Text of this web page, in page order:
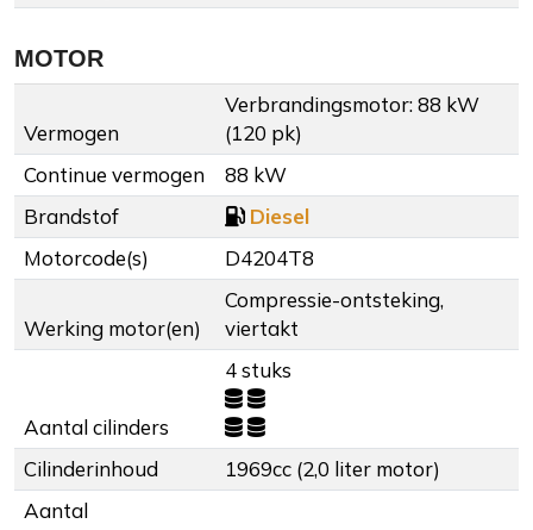
MOTOR
Vermogen
Verbrandingsmotor: 88 kW
(120 pk)
Continue vermogen
88 kW
Brandstof
Diesel
Motorcode(s)
D4204T8
Werking motor(en)
Compressie-ontsteking,
viertakt
Aantal cilinders
4 stuks
Cilinderinhoud
1969cc (2,0 liter motor)
Aantal